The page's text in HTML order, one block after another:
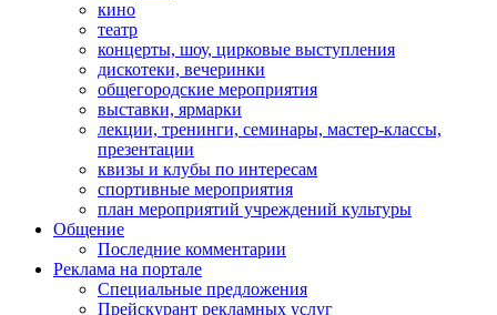
кино
театр
концерты, шоу, цирковые выступления
дискотеки, вечеринки
общегородские мероприятия
выставки, ярмарки
лекции, тренинги, семинары, мастер-классы,
презентации
квизы и клубы по интересам
спортивные мероприятия
план мероприятий учреждений культуры
Общение
Последние комментарии
Реклама на портале
Специальные предложения
Прейскурант рекламных услуг